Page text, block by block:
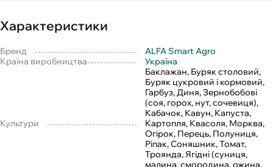
Характеристики
Бренд
ALFA Smart Agro
Країна виробництва
Україна
Культури
Баклажан, Буряк столовий,
Буряк цукровий і кормовий,
Гарбуз, Диня, Зернобобові
(соя, горох, нут, сочевиця),
Кабачок, Кавун, Капуста,
Картопля, Квасоля, Морква,
Огірок, Перець, Полуниця,
Ріпак, Соняшник, Томат,
Троянда, Ягідні (суниця,
малина, смородина, ожина,